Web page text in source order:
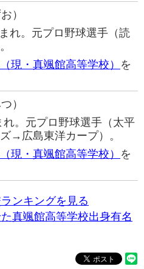
）
れ。元プロ野球選手（読
現・真颯館高等学校） を
）
。元プロ野球選手（太平
→広島東洋カープ）。
現・真颯館高等学校） を
ンキングを見る
真颯館高等学校出身有名